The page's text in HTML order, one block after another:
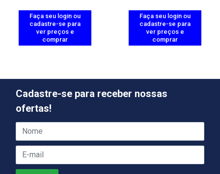
Faça seu login ou
cadastre-se para
ver preços e
comprar
Faça seu login ou
cadastre-se para
ver preços e
comprar
Cadastre-se para receber nossas
ofertas!